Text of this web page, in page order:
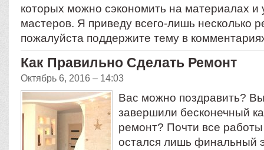
которых можно сэкономить на материалах и
мастеров. Я приведу всего-лишь несколько
пожалуйста поддержите тему в
Как Правильно Сделать Ремонт
Октябрь 6, 2016 – 14:03
Вас можно поздравить?
завершили бесконечный
ремонт? Почти все
остался лишь финальный